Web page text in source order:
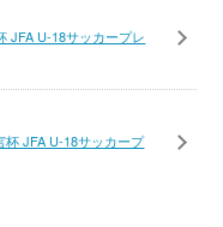
JFA U-18サッカープレ
JFA U-18サッカープ